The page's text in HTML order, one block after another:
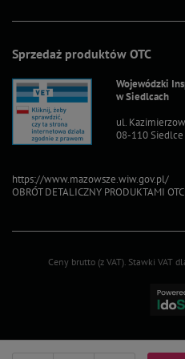
Sprzedaż produktów OTC
Wojewódzki
w Siedlcach
ul.
08-110 Siedlce
https://www.mazowsze.wiw.gov.pl/
OBRÓT DETALICZNY PRODUKTAMI
Ceny brutto (z VAT). Stawki VAT